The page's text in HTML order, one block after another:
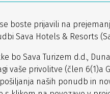
boste prijavili na
Sava Hotels & Resorts
bo Sava Turizem d.d.,
vaše privolitve (člen 6(1)a
naših ponudb in